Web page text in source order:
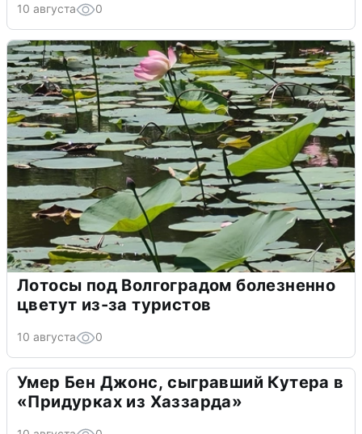
10 августа 0
Лотосы под Волгоградом болезненно
цветут из-за туристов
10 августа 0
Умер Бен Джонс, сыгравший Кутера в
«Придурках из Хаззарда»